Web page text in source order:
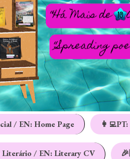
/ EN: Home Page
Literário / EN: Literary CV